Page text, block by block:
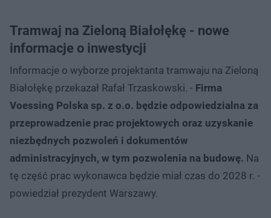
Tramwaj na Zieloną Białołękę - nowe
informacje o inwestycji
Informacje o wyborze projektanta tramwaju na Zieloną
Białołękę przekazał Rafał Trzaskowski. - Firma
Voessing Polska sp. z o.o. będzie odpowiedzialna za
przeprowadzenie prac projektowych oraz uzyskanie
niezbędnych pozwoleń i dokumentów
administracyjnych, w tym pozwolenia na budowę. Na
tę część prac wykonawca będzie miał czas do 2028 r. -
powiedział prezydent Warszawy.